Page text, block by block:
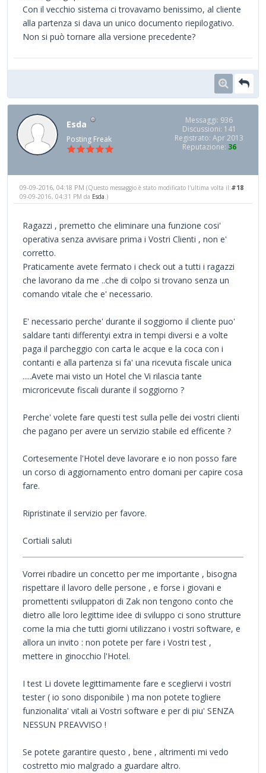
Con il vecchio sistema ci trovavamo benissimo, al cliente
alla partenza si dava un unico documento riepilogativo.
Non si può tornare alla versione precedente?
Esda
Posting Freak
Messaggi: 936
Discussioni: 141
Registrato: Apr 2013
Reputazione: 36
#18
09-09-2016, 04:18 PM (Questo messaggio è stato modificato l'ultima volta il:
09-09-2016, 04:31 PM da Esda.)
Ragazzi , premetto che eliminare una funzione cosi'
operativa senza avvisare prima i Vostri Clienti , non e'
corretto.
Praticamente avete fermato i check out a tutti i ragazzi
che lavorano da me ..che di colpo si trovano senza un
comando vitale che e' necessario.
E' necessario perche' durante il soggiorno il cliente puo'
saldare tanti differentyi extra in tempi diversi e a volte
paga il parcheggio con carta le acque e la coca con i
contanti e alla partenza si fa' una ricevuta fiscale unica
.....Avete mai visto un Hotel che Vi rilascia tante
microricevute fiscali durante il soggiorno ?
Perche' volete fare questi test sulla pelle dei vostri clienti
che pagano per avere un servizio stabile ed efficente ?
Cortesemente l'Hotel deve lavorare e io non posso fare
un corso di aggiornamento entro domani per capire cosa
fare.
Ripristinate il servizio per favore.
Cortiali saluti
Vorrei ribadire un concetto per me importante , bisogna
rispettare il lavoro delle persone , e forse i giovani e
promettenti sviluppatori di Zak non tengono conto che
dietro alle loro legittime idee di sviluppo ci sono strutture
come la mia che tutti giorni utilizzano i vostri software, e
allora un invito : non potete per fare i Vostri test ,
mettere in ginocchio l'Hotel.
I test Li dovete legittimamente fare e scegliervi i vostri
tester ( io sono disponibile ) ma non potete togliere
funzionalita' vitali ai Vostri software e per di piu' SENZA
NESSUN PREAVVISO !
Se potete garantire questo , bene , altrimenti mi vedo
costretto mio malgrado a guardare altro.